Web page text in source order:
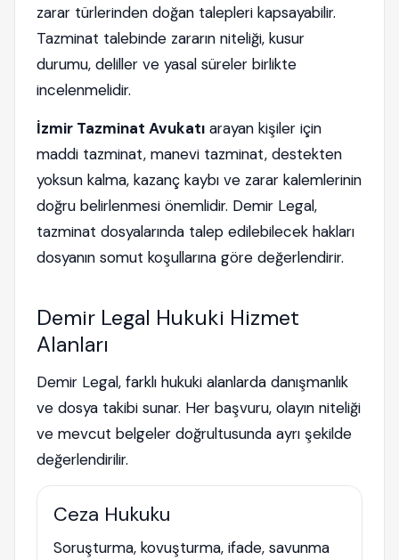
zarar türlerinden doğan talepleri kapsayabilir.
Tazminat talebinde zararın niteliği, kusur
durumu, deliller ve yasal süreler birlikte
incelenmelidir.
İzmir Tazminat Avukatı arayan kişiler için
maddi tazminat, manevi tazminat, destekten
yoksun kalma, kazanç kaybı ve zarar kalemlerinin
doğru belirlenmesi önemlidir. Demir Legal,
tazminat dosyalarında talep edilebilecek hakları
dosyanın somut koşullarına göre değerlendirir.
Demir Legal Hukuki Hizmet
Alanları
Demir Legal, farklı hukuki alanlarda danışmanlık
ve dosya takibi sunar. Her başvuru, olayın niteliği
ve mevcut belgeler doğrultusunda ayrı şekilde
değerlendirilir.
Ceza Hukuku
Soruşturma, kovuşturma, ifade, savunma